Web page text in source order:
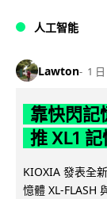
人工智能
Lawton 1 日
靠快閃記
推 XL1
KIOXIA 發表全
憶體 XL-FLASH